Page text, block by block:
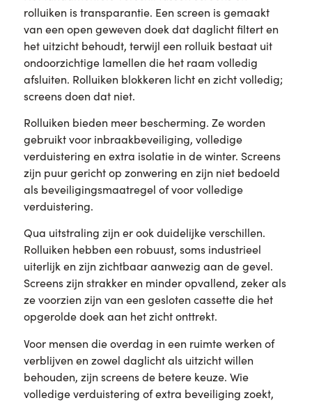
rolluiken is transparantie. Een screen is gemaakt
van een open geweven doek dat daglicht filtert en
het uitzicht behoudt, terwijl een rolluik bestaat uit
ondoorzichtige lamellen die het raam volledig
afsluiten. Rolluiken blokkeren licht en zicht volledig;
screens doen dat niet.
Rolluiken bieden meer bescherming. Ze worden
gebruikt voor inbraakbeveiliging, volledige
verduistering en extra isolatie in de winter. Screens
zijn puur gericht op zonwering en zijn niet bedoeld
als beveiligingsmaatregel of voor volledige
verduistering.
Qua uitstraling zijn er ook duidelijke verschillen.
Rolluiken hebben een robuust, soms industrieel
uiterlijk en zijn zichtbaar aanwezig aan de gevel.
Screens zijn strakker en minder opvallend, zeker als
ze voorzien zijn van een gesloten cassette die het
opgerolde doek aan het zicht onttrekt.
Voor mensen die overdag in een ruimte werken of
verblijven en zowel daglicht als uitzicht willen
behouden, zijn screens de betere keuze. Wie
volledige verduistering of extra beveiliging zoekt,